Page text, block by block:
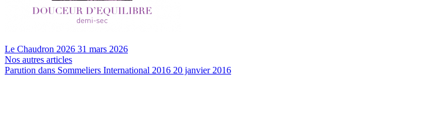
Le Chaudron 2026 31 mars 2026
Nos autres articles
Parution dans Sommeliers International 2016 20 janvier 2016